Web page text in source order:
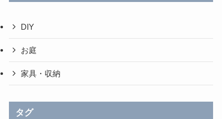
DIY
お庭
家具・収納
タグ